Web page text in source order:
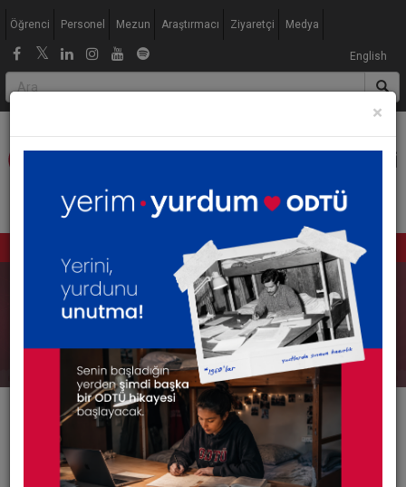
Öğrenci Personel Mezun Araştırmacı Ziyaretçi Medya
English
"BİZLER DÜNYAYI DEĞİŞTİREBİLİRİZ"
MENU
tüm duyurular
×